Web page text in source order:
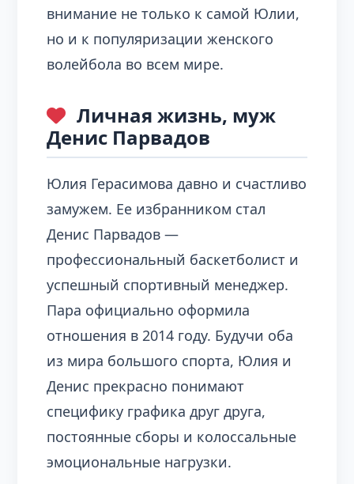
внимание не только к самой Юлии,
но и к популяризации женского
волейбола во всем мире.
Личная жизнь, муж
Денис Парвадов
Юлия Герасимова давно и счастливо
замужем. Ее избранником стал
Денис Парвадов —
профессиональный баскетболист и
успешный спортивный менеджер.
Пара официально оформила
отношения в 2014 году. Будучи оба
из мира большого спорта, Юлия и
Денис прекрасно понимают
специфику графика друг друга,
постоянные сборы и колоссальные
эмоциональные нагрузки.